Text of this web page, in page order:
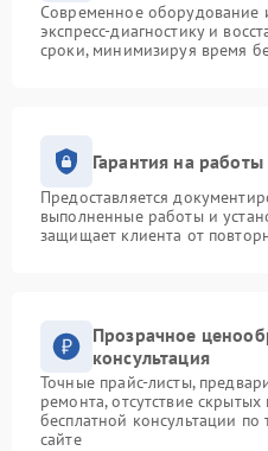
Современное оборудование
экспресс-диагностику и
сроки, минимизируя время
Гарантия на работы
Предоставляется
выполненные работы и
защищает клиента от
Прозрачное
консультация
Точные прайс-листы,
ремонта, отсутствие
бесплатной консультации
сайте